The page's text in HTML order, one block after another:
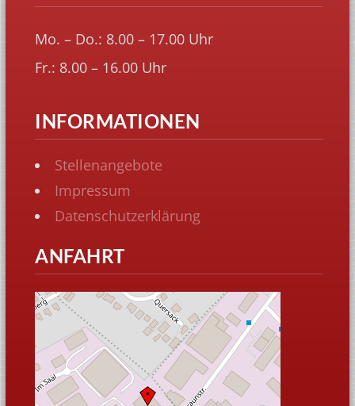
Mo. – Do.: 8.00 – 17.00 Uhr
Fr.: 8.00 – 16.00 Uhr
INFORMATIONEN
Stellenangebote
Impressum
Datenschutzerklärung
ANFAHRT